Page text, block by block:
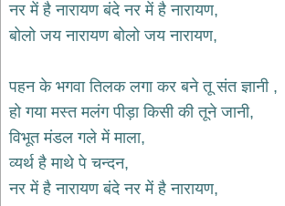
प्रथम
पन्ना
कृष्ण
भजन
krishna
bhajans
शिव
भजन
नर में है नारायण बंदे नर में है नारायण,
बोलो जय नारायण बोलो जय नारायण,
पहन के भगवा तिलक लगा कर बने तू संत ज्ञानी ,
हो गया मस्त मलंग पीड़ा किसी की तूने जानी,
विभूत मंडल गले में माला,
व्यर्थ है माथे पे चन्दन,
नर में है नारायण बंदे नर में है नारायण,